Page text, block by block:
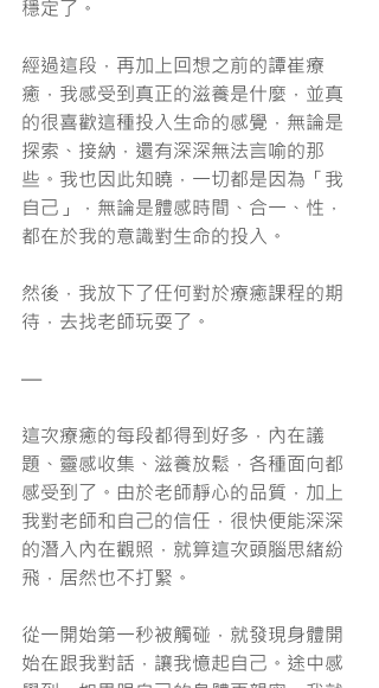
穩定了。
經過這段，再加上回想之前的譚崔療
癒，我感受到真正的滋養是什麼，並真
的很喜歡這種投入生命的感覺，無論是
探索、接納，還有深深無法言喻的那
些。我也因此知曉，一切都是因為「我
自己」，無論是體感時間、合一、性，
都在於我的意識對生命的投入。
然後，我放下了任何對於療癒課程的期
待，去找老師玩耍了。
—
這次療癒的每段都得到好多，內在議
題、靈感收集、滋養放鬆，各種面向都
感受到了。由於老師靜心的品質，加上
我對老師和自己的信任，很快便能深深
的潛入內在觀照，就算這次頭腦思緒紛
飛，居然也不打緊。
從一開始第一秒被觸碰，就發現身體開
始在跟我對話，讓我憶起自己。途中感